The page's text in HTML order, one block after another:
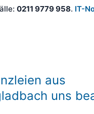
0211 9779 958. IT-
aus
uns